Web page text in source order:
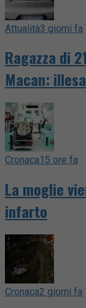
Attualità3 giorni fa
Ragazza di
Macan: illesa
Cronaca15 ore fa
La moglie
infarto
Cronaca2 giorni fa